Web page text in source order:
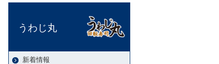
うわじ丸
新着情報